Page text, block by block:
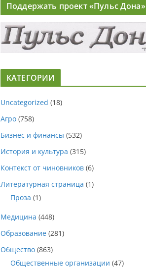
Поддержать проект «Пульс Дона»
КАТЕГОРИИ
Uncategorized (18)
Агро (758)
Бизнес и финансы (532)
История и культура (315)
Контекст от чиновников (6)
Литературная страница (1)
Проза (1)
Медицина (448)
Образование (281)
Общество (863)
Общественные организации (47)